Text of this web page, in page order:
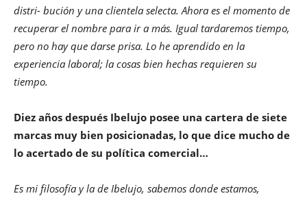
distri- bución y una clientela selecta. Ahora es el momento de
recuperar el nombre para ir a más. Igual tardaremos tiempo,
pero no hay que darse prisa. Lo he aprendido en la
experiencia laboral; la cosas bien hechas requieren su
tiempo.
Diez años después Ibelujo posee una cartera de siete
marcas muy bien posicionadas, lo que dice mucho de
lo acertado de su política comercial…
Es mi filosofía y la de Ibelujo, sabemos donde estamos,